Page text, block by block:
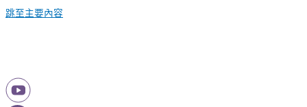
跳至主要內容